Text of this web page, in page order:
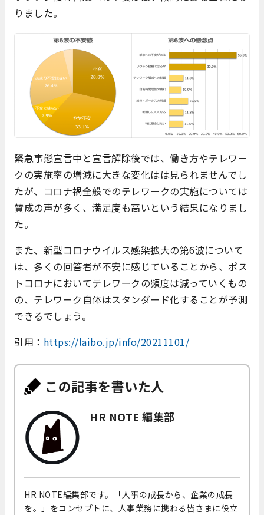
りました。
緊急事態宣言中と宣言解除後では、働き方やテレワー
クの実施率の増減に大きな変化はは見られませんでし
たが、コロナ禍全般でのテレワークの実施については
賛成の声が多く、満足度も高いという結果になりまし
た。
また、新型コロナウイルス感染拡大の第6波について
は、多くの回答者が不安に感じていることから、ポス
トコロナにおいてテレワークの頻度は減っていくもの
の、テレワーク自体はスタンダード化することが予測
できるでしょう。
引用： https://laibo.jp/info/20211101/
この記事を書いた人
HR NOTE 編集部
HR NOTE編集部です。「人事の成長から、企業の成長
を。」をコンセプトに、人事業務に携わる皆さまに役立